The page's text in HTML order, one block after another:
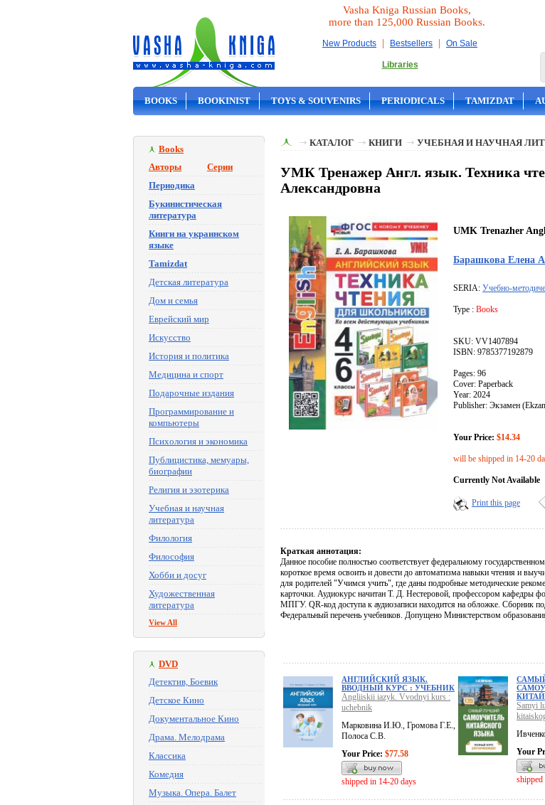
Vasha Kniga Russian Books,
more than 125,000 Russian Books.
New Products | Bestsellers | On Sale
Libraries
BOOKS BOOKINIST TOYS & SOUVENIRS PERIODICALS TAMIZDAT
Books
Авторы
Серии
Периодика
Букинистическая
литература
Книги на украинском
языке
Tamizdat
Детская литература
Дом и семья
Еврейский мир
Искусство
История и политика
Медицина и спорт
Подарочные издания
Программирование и
компьютеры
Психология и экономика
Публицистика, мемуары,
биографии
Религия и эзотерика
Учебная и научная
литература
Филология
Философия
Хобби и досуг
Художественная
литература
View All
DVD
Детектив, Боевик
Детское Кино
Документальное Кино
Драма. Мелодрама
Классика
Комедия
Музыка. Опера. Балет
КАТАЛОГ КНИГИ УЧЕБНАЯ И НАУЧНАЯ
УМК Тренажер Англ. язык. Техника
Александровна
UMK Trenazher
Барашкова Елена
SERIA: Учебно-
Type : Books
SKU: VV1407894
ISBN: 9785377192879
Pages: 96
Cover: Paperback
Year: 2024
Publisher: Экзамен
Your Price: $14.34
will be shipped in 14-20
Currently Not Available
Print this page
Краткая аннотация:
Данное пособие полностью соответствует федеральному
короткое время освоить и довести до автоматизма навыки чтения и
для родителей "Учимся учить", где даны подробные методические
карточки. Аудиокурс начитан Т. Д. Нестеровой, профессором кафедры
МПГУ. QR-код доступа к аудиозаписи находится на обложке. Сборник
Федеральный перечень учебников. Допущено Министерством
АНГЛИЙСКИЙ ЯЗЫК.
ВВОДНЫЙ КУРС : УЧЕБНИК
Angliiskii iazyk. Vvodnyi kurs :
uchebnik
Марковина И.Ю., Громова Г.Е.,
Полоса С.В.
Your Price: $77.58
shipped in 14-20 days
Samyi
Your